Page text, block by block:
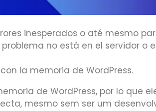
inesperados o até mesmo
no está en el servidor o
la memoria de WordPress.
de WordPress, por lo que
mesmo sem ser um